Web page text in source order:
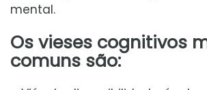
mental.
Os vieses cognitivos
comuns são: